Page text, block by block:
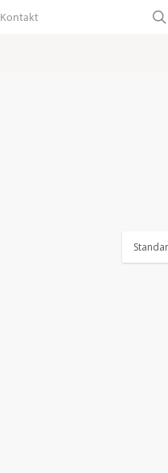
Kontakt